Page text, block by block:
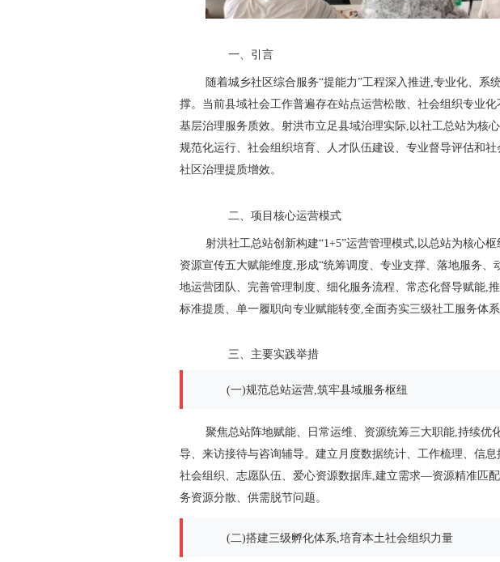
一、引言
随着城乡社区综合服务“提能力”工程深入推进,专业化、
撑。当前县域社会工作普遍存在站点运营松散、社会组织专业
基层治理服务质效。射洪市立足县域治理实际,以社工总站为核
规范化运行、社会组织培育、人才队伍建设、专业督导评估和
社区治理提质增效。
二、项目核心运营模式
射洪社工总站创新构建“1+5”运营管理模式,以总站为核心
资源宣传五大赋能维度,形成“统筹调度、专业支撑、落地服务
地运营团队、完善管理制度、细化服务流程、常态化督导赋能,
标准提质、单一履职向专业赋能转变,全面夯实三级社工服务体系
三、主要实践举措
(一)规范总站运营,筑牢县域服务枢纽
聚焦总站阵地赋能、日常运维、资源统筹三大职能,持续
导、来访接待与咨询辅导。建立月度数据统计、工作梳理、信
社会组织、志愿队伍、爱心资源数据库,建立需求—资源精准匹
务资源分散、供需脱节问题。
(二)搭建三级孵化体系,培育本土社会组织力量